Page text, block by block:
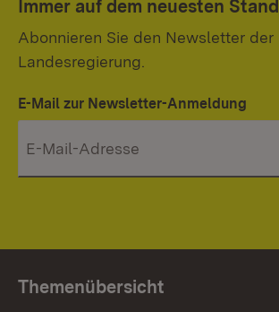
Immer auf dem neuesten Stand
Abonnieren Sie den Newsletter der
Landesregierung.
E-Mail zur Newsletter-Anmeldung
Themenübersicht